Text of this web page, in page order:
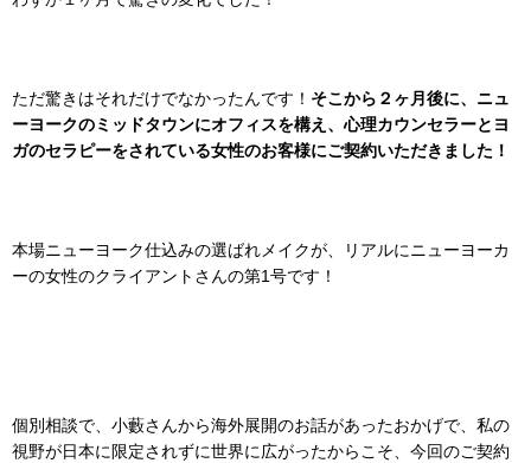
ただ驚きはそれだけでなかったんです！ そこから２ヶ月後に、ニュ
ーヨークのミッドタウンにオフィスを構え、心理カウンセラーとヨ
ガのセラピーをされている女性のお客様にご契約いただきました！
本場ニューヨーク仕込みの選ばれメイクが、リアルにニューヨーカ
ーの女性のクライアントさんの第1号です！
個別相談で、小藪さんから海外展開のお話があったおかげで、私の
視野が日本に限定されずに世界に広がったからこそ、今回のご契約